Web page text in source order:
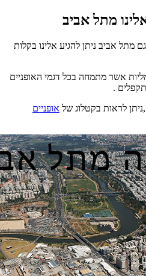
מתל אביב
מתל אביב ניתן להגיע אלינו בקלות
אשר מתמחה בכל דגמי האופניים
.
אופניים